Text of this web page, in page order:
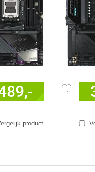
product